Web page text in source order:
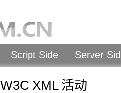
Script Side Server
W3C XML 活动